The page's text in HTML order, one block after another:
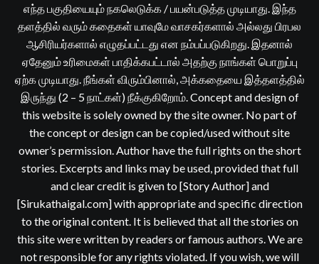
எந்த பகுதியையும் நகலெடுக்க / பயன்படுத்த முடியாது. இந்த
தளத்தில் வரும் கதைகள் யாவுமே வாசகர்களால் அல்லது பிரபல
ஆசிரியர்களால் எழுதப்பட்டது என நம்பப்படுகிறது. இதனால்
ஏதேனும் உரிமைகள் பாதிக்கபட்டால் அதற்கு நாங்கள் பொறுப்பு
ஏற்க முடியாது. நீங்கள் விரும்பினால், அக்கதையை இத்தளத்தில்
இருந்து (2 – 5 நாட்கள்) நீக்குகிறோம். Concept and design of
this website is solely owned by the site owner. No part of
the concept or design can be copied/used without site
owner’s permission. Author have the full rights on the short
stories. Excerpts and links may be used, provided that full
and clear credit is given to [Story Author] and
[Sirukathaigal.com] with appropriate and specific direction
to the original content. It is believed that all the stories on
this site were written by readers or famous authors. We are
not responsible for any rights violated. If you wish, we will